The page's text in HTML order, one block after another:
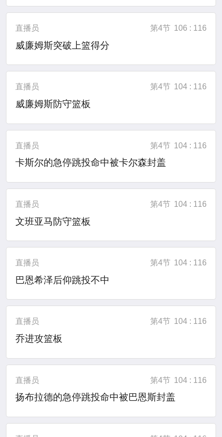
直播员 第4节 106 : 116
威廉姆斯突破上篮得分
直播员 第4节 104 : 116
威廉姆斯防守篮板
直播员 第4节 104 : 116
卡斯尔的急停跳投命中被卡尔森封盖
直播员 第4节 104 : 116
文班亚马防守篮板
直播员 第4节 104 : 116
巴恩希泽后仰跳投不中
直播员 第4节 104 : 116
乔进攻篮板
直播员 第4节 104 : 116
扬布拉德的急停跳投命中被巴恩斯封盖